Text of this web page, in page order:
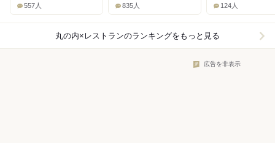
557人 835人 124人
丸の内×レストランのランキングをもっと見る
広告を非表示